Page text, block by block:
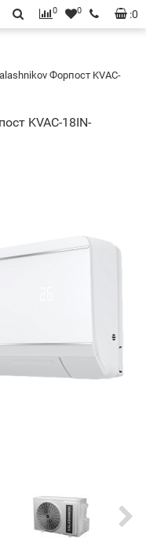
:0
0 0
Форпост KVAC-
KVAC-18IN-